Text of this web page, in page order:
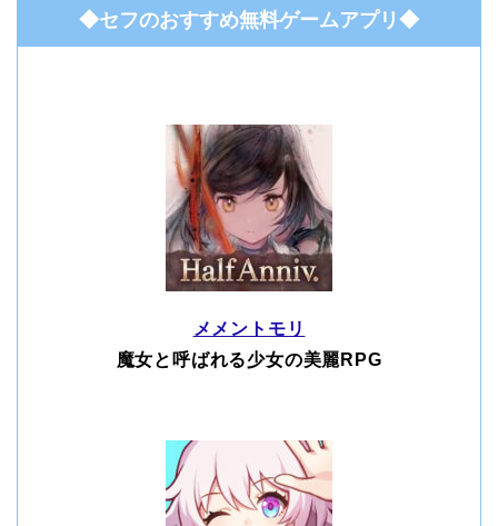
◆セフのおすすめ無料ゲームアプリ◆
メメントモリ
魔女と呼ばれる少女の美麗RPG